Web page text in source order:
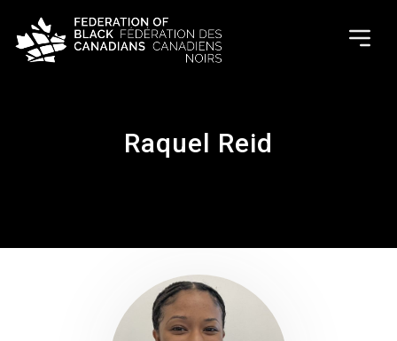
Raquel Reid